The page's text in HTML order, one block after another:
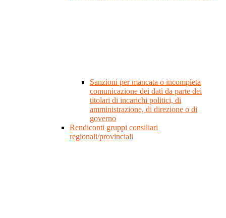
Sanzioni per mancata o incompleta
comunicazione dei dati da parte dei
titolari di incarichi politici, di
amministrazione, di direzione o di
governo
Rendiconti gruppi consiliari
regionali/provinciali